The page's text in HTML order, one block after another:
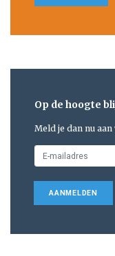
Op de hoogte
Meld je dan nu
AANMELDEN